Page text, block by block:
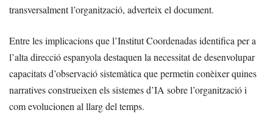
transversalment l’organització, adverteix el document.
Entre les implicacions que l’Institut Coordenadas identifica per a
l’alta direcció espanyola destaquen la necessitat de desenvolupar
capacitats d’observació sistemàtica que permetin conèixer quines
narratives construeixen els sistemes d’IA sobre l’organització i
com evolucionen al llarg del temps.